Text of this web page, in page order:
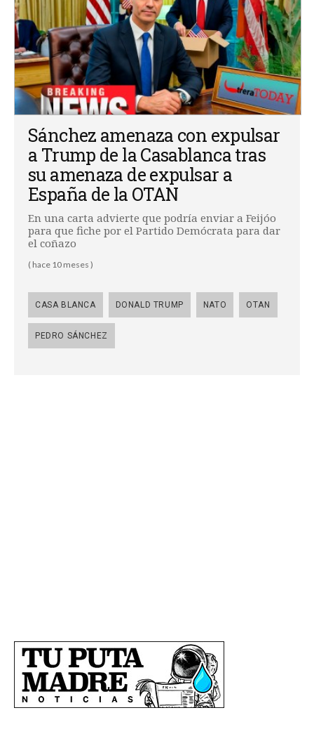
Sánchez amenaza con expulsar
a Trump de la Casablanca tras
su amenaza de expulsar a
España de la OTAN
En una carta advierte que podría enviar a Feijóo
para que fiche por el Partido Demócrata para dar
el coñazo
( hace 10 meses )
CASA BLANCA DONALD TRUMP NATO OTAN
PEDRO SÁNCHEZ